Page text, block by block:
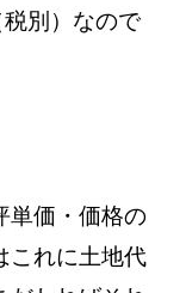
別）なので
単価・価格の
これに土地代